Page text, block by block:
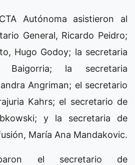
Autónoma asistieron al
General, Ricardo Peidro;
Hugo Godoy; la secretaria
Baigorria; la secretaria
Angriman; el secretario
Kahrs; el secretario de
y la secretaria de
María Ana Mandakovic.
el secretario de